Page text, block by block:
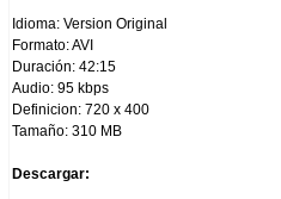
Idioma: Version Original
Formato: AVI
Duración: 42:15
Audio: 95 kbps
Definicion: 720 x 400
Tamaño: 310 MB
Descargar: